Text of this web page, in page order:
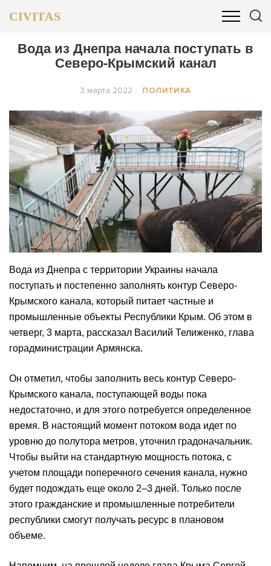
CIVITAS
ОБЩЕСТВО БИЗНЕС И ФИНАНСЫ
Вода из Днепра начала поступать в
Северо-Крымский канал
3 марта 2022 ПОЛИТИКА
Вода из Днепра с территории Украины начала
поступать и постепенно заполнять контур Северо-
Крымского канала, который питает частные и
промышленные объекты Республики Крым. Об этом в
четверг, 3 марта, рассказал Василий Телиженко, глава
горадминистрации Армянска.
Он отметил, чтобы заполнить весь контур Северо-
Крымского канала, поступающей воды пока
недостаточно, и для этого потребуется определенное
время. В настоящий момент потоком вода идет по
уровню до полутора метров, уточнил градоначальник.
Чтобы выйти на стандартную мощность потока, с
учетом площади поперечного сечения канала, нужно
будет подождать еще около 2–3 дней. Только после
этого гражданские и промышленные потребители
республики смогут получать ресурс в плановом
объеме.